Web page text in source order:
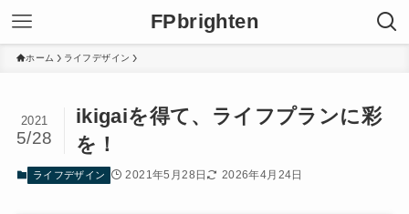
FPbrighten
ホーム ライフデザイン
ikigaiを得て、ライフプランに彩
を！
2021
5/28
ライフデザイン 2021年5月28日 2026年4月24日